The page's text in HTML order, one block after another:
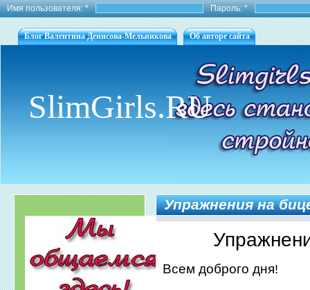
Имя пользователя:* Пароль:*
Блог Валентина Денисова-Мельникова Об авторе сайта
SlimGirls.RU
Упражнения на
Всем доброго дня!